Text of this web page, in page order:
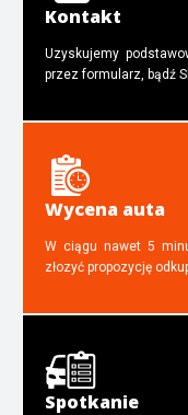
Kontakt
Uzyskujemy
przez formularz, bądź
Wycena auta
W ciągu nawet 5
złozyć propozycję
Spotkanie